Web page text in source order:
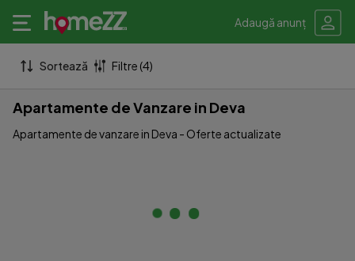
Adaugă anunț
Sortează Filtre (4)
Apartamente de Vanzare in Deva
Apartamente de vanzare in Deva - Oferte actualizate